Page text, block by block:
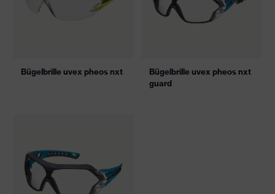
Bügelbrille uvex pheos nxt
Bügelbrille uvex pheos nxt
guard